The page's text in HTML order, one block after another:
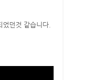
던것 같습니다.